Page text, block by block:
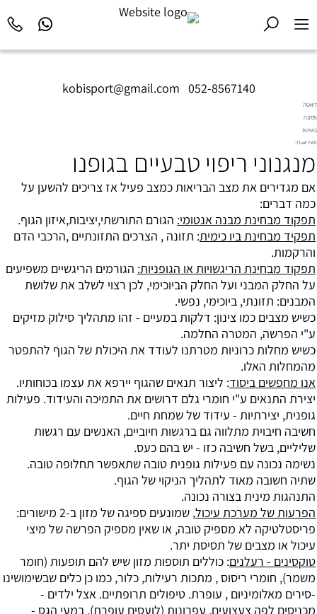
kobisport@gmail.com 052-8567140
דיאטה
ותזונה
בשיטת
Diet2All:
שמאחורי
המושלם.
מנגנוני ריפוי טבעיים בגופנו
אם מגדירים את מצב הבריאות כמצב פעיל אז צריכים להשען על
כמה דברים:
תפקוד מבחינת מבנה אנטומי: הגורם התורשתי,יציבות,איזון הגוף.
תפקיד מבחינת ביו כימית: תזונה , הצרכים התזונתיים ,הרכבי הדם
והרקמות.
תפקוד מבחינת הריגשויות או הגופניות: הגורמים הריגשיים משפיעים
על החלק המבני ועל החלק הביוכימי, לכן רצוי לשלב את שלושת
המבנים: תזונתי, ביוכימי, נפשי.
כשיש מצבים כמו צינון: דלקות במעיים - זהו מתהליך סילוק מזיקים
ע"י הפרשה, המטרה החלמה.
כשיש מחלות כרוניות מטרתנו לעודד את היכולת של הגוף להתפטר
מהמחלות האלו.
אנו מחפשים ביסוד: ליצור תנאים שהגוף יירפא את עצמו בכוחותיו.
יצירת התנאים ע"י חומרי גלם דרושים את התמיכה והעידוד. פעילות
גופנית, יצירתיות - עידוד של שמחת חיים.
חשיבה חיבוית מתלווה גם ברגשות חיוביים, האנשים עם רגשות
שליליים, בשל חשיבה כזו - יש בהם כעס.
נשימה נכונה עם פעילות גופנית טובה שתאפשר תחלופה טובה.
שתיה חשובה מאוד לתהליך הניקוי של הגוף.
התנהגות מינית בצורה נכונה.
הפרעות של מערכת עיכול
, שמונעים ספיגה של מזון ב-2 מישורים:
פריסטלטיקה לא מספיק טובה, או שאין מספיק הפרשה של מיצי
עיכול או מצבים של תסיסת יתר.
טוקסינים - רעלנים: כוללים תוספות מזון שיש להם תופעות (חומר
משמר), חומרי ריסוס , מתכות רעילות, כלור, כמו כן כלים שבשימושינו
-סירים מאלומיניום , עופרת. טיפולים תרופתיים. אצל ילדים -
מכניסים לפה צעצועים, עפרונות (לועסים עופרת). במעי הגס -